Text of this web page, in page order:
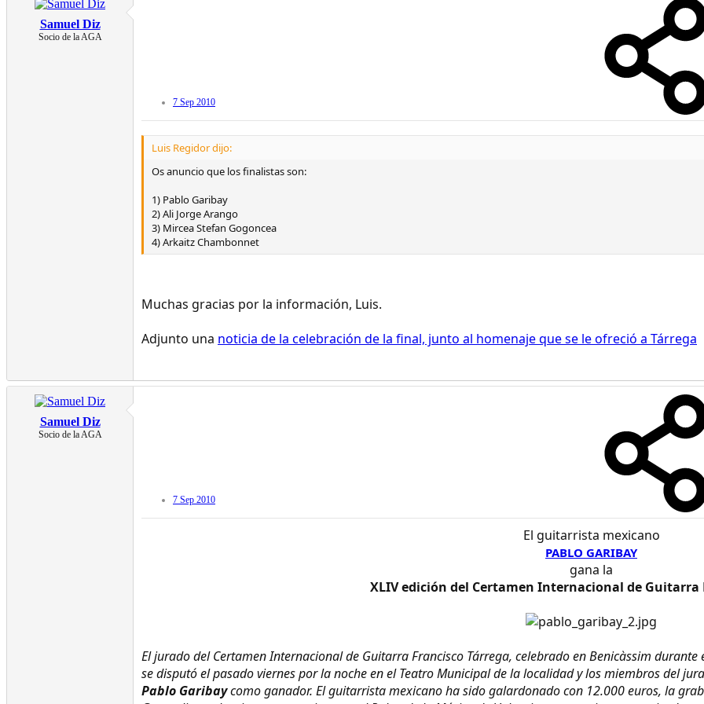
Samuel Diz
Socio de la AGA
7 Sep 2010
Luis Regidor dijo:
Os anuncio que los finalistas son:
1) Pablo Garibay
2) Ali Jorge Arango
3) Mircea Stefan Gogoncea
4) Arkaitz Chambonnet
Muchas gracias por la información, Luis.
Adjunto una noticia de la celebración de la final, junto al homenaje que se le ofreció a Tárrega
Samuel Diz
Socio de la AGA
7 Sep 2010
El guitarrista mexicano
PABLO GARIBAY
gana la
XLIV edición del Certamen Internacional de Guitarra
El jurado del Certamen Internacional de Guitarra Francisco Tárrega, celebrado en Benicàssim
se disputó el pasado viernes por la noche en el Teatro Municipal de la localidad y los miembros del
Pablo Garibaycomo ganador. El guitarrista mexicano ha sido galardonado con 12.000 euros, la